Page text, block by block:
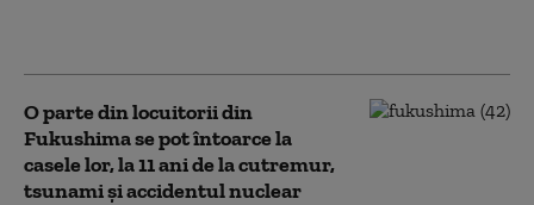
O parte din locuitorii din
Fukushima se pot întoarce la
casele lor, la 11 ani de la cutremur,
tsunami și accidentul nuclear